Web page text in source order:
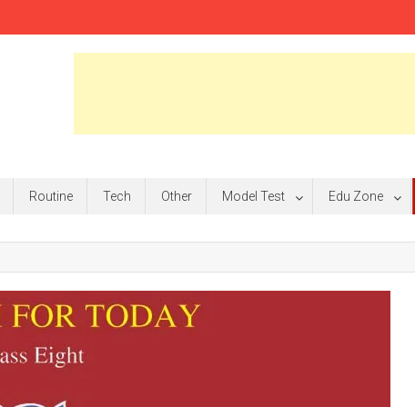
Routine Tech Other Model Test Edu Zone